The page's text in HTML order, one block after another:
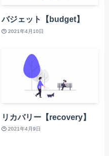
バジェット【budget】
2021年4月10日
リカバリー【recovery】
2021年4月9日